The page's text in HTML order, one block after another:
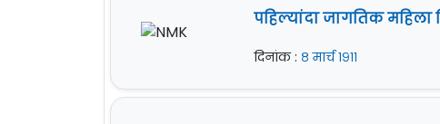
पहिल्यांदा जागतिक
दिनांक : ८ मार्च १९११